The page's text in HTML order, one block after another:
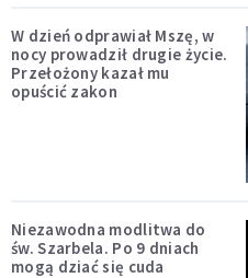
W dzień odprawiał Mszę, w
nocy prowadził drugie życie.
Przełożony kazał mu
opuścić zakon
Niezawodna modlitwa do
św. Szarbela. Po 9 dniach
mogą dziać się cuda